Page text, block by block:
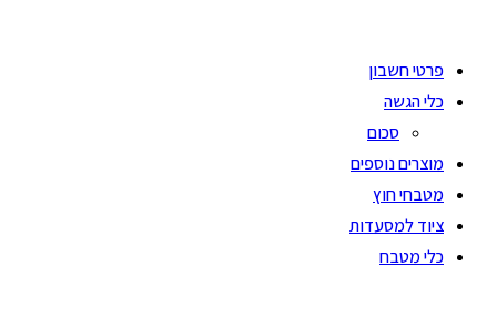
פרטי חשבון
כלי הגשה
סכום
מוצרים נוספים
מטבחי חוץ
ציוד למסעדות
כלי מטבח